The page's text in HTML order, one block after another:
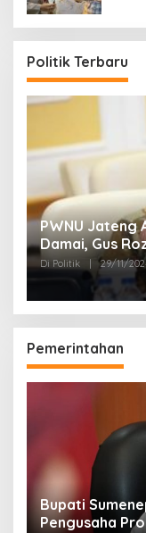
Politik Terbaru
PWNU Jateng
Damai, Gus
Politik
Di Politik 29/11/
Pemerintahan
Bupati
Pengusaha